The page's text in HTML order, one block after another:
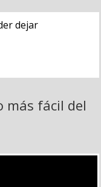
dejar
más fácil del